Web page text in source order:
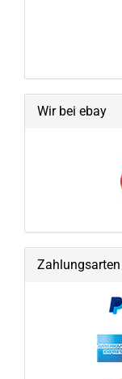
Wir bei ebay
Zahlungsarten